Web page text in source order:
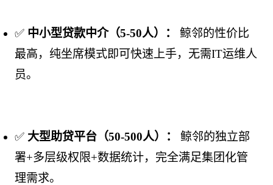
✅ 中小型贷款中介（5-50人）：
鲸邻的性价比
最高，纯坐席模式即可快速上手，无需IT运维人
员。
✅ 大型助贷平台（50-500人）：
鲸邻的独立部
署+多层级权限+数据统计，完全满足集团化管
理需求。